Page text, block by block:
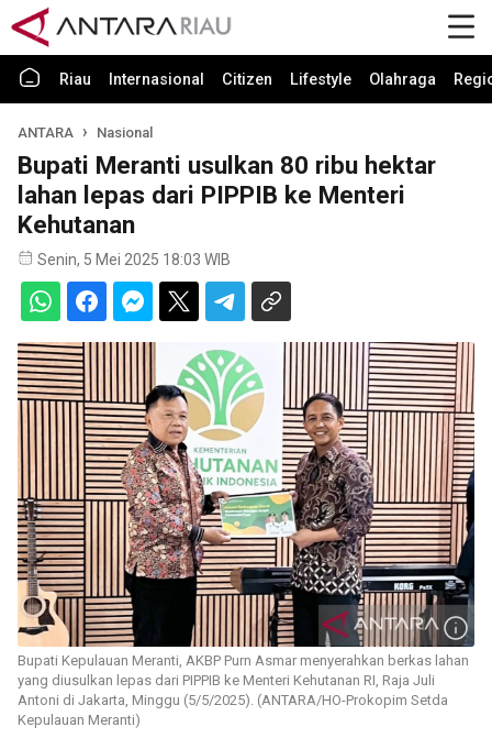
Riau Internasional Citizen Lifestyle Olahraga
ANTARA Nasional
Bupati Meranti usulkan 80 ribu hektar
lahan lepas dari PIPPIB ke Menteri
Kehutanan
Senin, 5 Mei 2025 18:03 WIB
Bupati Kepulauan Meranti, AKBP Purn Asmar menyerahkan berkas lahan
yang diusulkan lepas dari PIPPIB ke Menteri Kehutanan RI, Raja Juli
Antoni di Jakarta, Minggu (5/5/2025). (ANTARA/HO-Prokopim Setda
Kepulauan Meranti)